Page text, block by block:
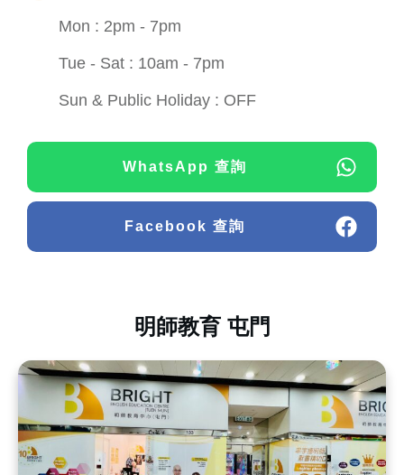
Mon : 2pm - 7pm
Tue - Sat : 10am - 7pm
Sun & Public Holiday : OFF
WhatsApp 查詢
Facebook 查詢
明師教育 屯門